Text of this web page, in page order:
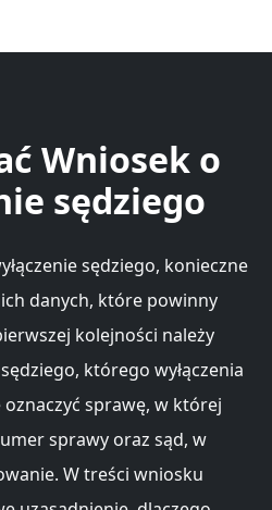
Wniosek o
sędziego
sędziego, konieczne
danych, które powinny
kolejności należy
którego wyłączenia
sprawę, w której
sprawy oraz sąd, w
W treści wniosku